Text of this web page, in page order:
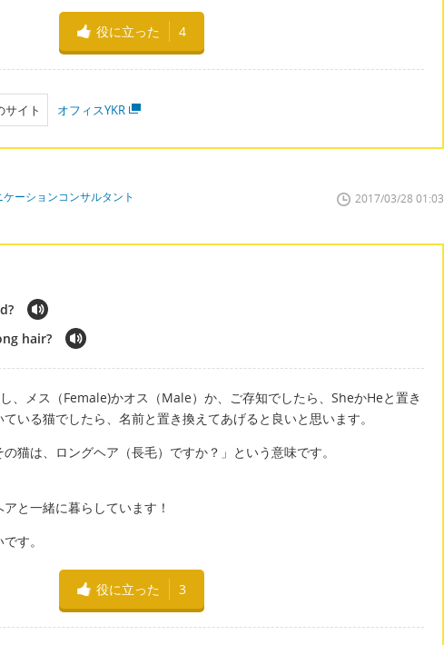
役に立った 4
サイト オフィスYKR
ーションコンサルタント 2017/03/28 01:03
hair?
、メス（Female)かオス（Male）か、ご存知でしたら、SheかHeと置き
いる猫でしたら、名前と置き換えてあげると良いと思います。
猫は、ロングヘア（長毛）ですか？」という意味です。
と一緒に暮らしています！
す。
役に立った 3